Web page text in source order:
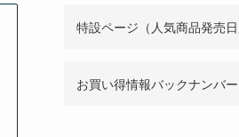
特設ページ（人気商品発売日
お買い得情報バックナンバー